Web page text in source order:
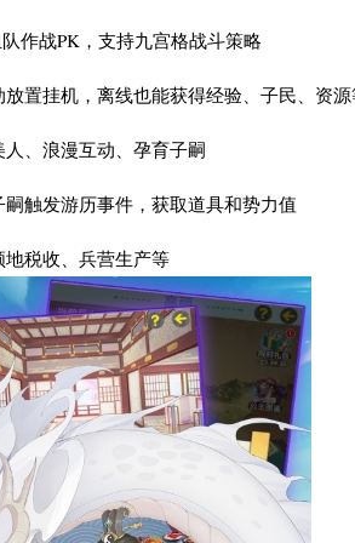
作战PK，支持九宫格战斗策略
放置挂机，离线也能获得经验、子民、资
人、浪漫互动、孕育子嗣
嗣触发游历事件，获取道具和势力值
地税收、兵营生产等